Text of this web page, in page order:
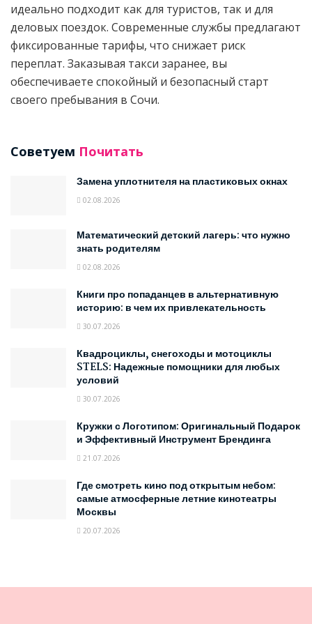
идеально подходит как для туристов, так и для
деловых поездок. Современные службы предлагают
фиксированные тарифы, что снижает риск
переплат. Заказывая такси заранее, вы
обеспечиваете спокойный и безопасный старт
своего пребывания в Сочи.
Советуем Почитать
Замена уплотнителя на пластиковых окнах
02.08.2026
Математический детский лагерь: что нужно
знать родителям
02.08.2026
Книги про попаданцев в альтернативную
историю: в чем их привлекательность
30.07.2026
Квадроциклы, снегоходы и мотоциклы
STELS: Надежные помощники для любых
условий
30.07.2026
Кружки с Логотипом: Оригинальный Подарок
и Эффективный Инструмент Брендинга
21.07.2026
Где смотреть кино под открытым небом:
самые атмосферные летние кинотеатры
Москвы
20.07.2026